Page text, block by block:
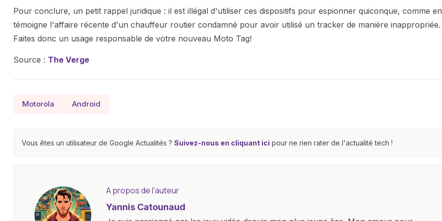
Pour conclure, un petit rappel juridique : il est illégal d'utiliser ces dispositifs pour espionner quiconque, comme en
témoigne l'affaire récente d'un chauffeur routier condamné pour avoir utilisé un tracker de manière inappropriée.
Faites donc un usage responsable de votre nouveau Moto Tag!
Source : The Verge
Motorola Android
Vous êtes un utilisateur de Google Actualités ? Suivez-nous en cliquant ici pour ne rien rater de l'actualité tech !
A propos de l'auteur
Yannis Catounaud